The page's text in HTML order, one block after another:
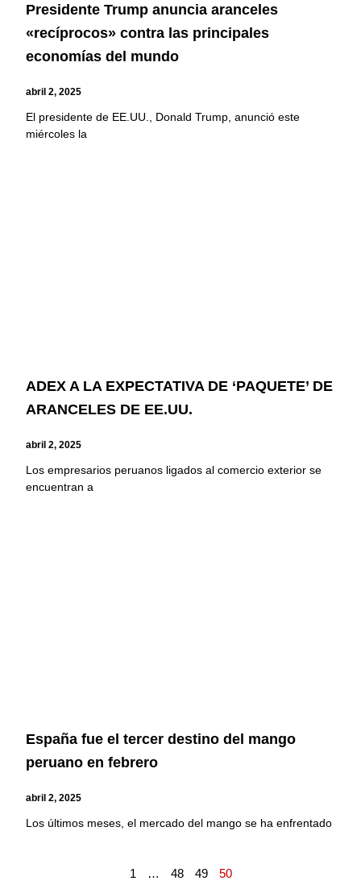
Presidente Trump anuncia aranceles
«recíprocos» contra las principales
economías del mundo
abril 2, 2025
El presidente de EE.UU., Donald Trump, anunció este
miércoles la
ADEX A LA EXPECTATIVA DE ‘PAQUETE’ DE
ARANCELES DE EE.UU.
abril 2, 2025
Los empresarios peruanos ligados al comercio exterior se
encuentran a
España fue el tercer destino del mango
peruano en febrero
abril 2, 2025
Los últimos meses, el mercado del mango se ha enfrentado
1 … 48 49 50